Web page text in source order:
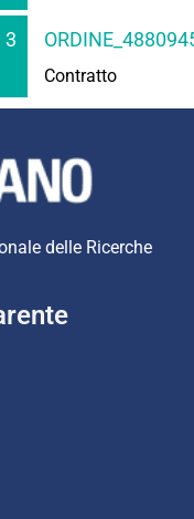
3
Contratto
delle Ricerche